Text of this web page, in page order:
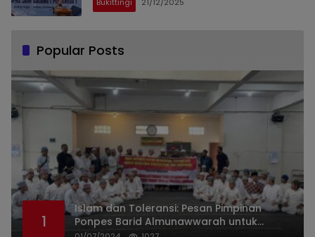
Bukittingi 21/12/2025
Popular Posts
1
Islam dan Toleransi: Pesan Pimpinan
Ponpes Barid Almunawwarah untuk